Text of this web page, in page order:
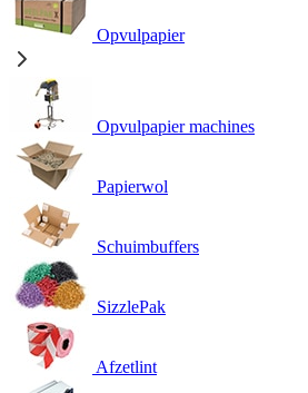
Opvulpapier
Opvulpapier machines
Papierwol
Schuimbuffers
SizzlePak
Afzetlint